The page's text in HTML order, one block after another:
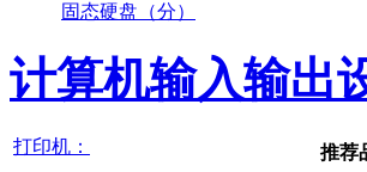
固态硬盘（分）
计算机输入输出
打印机： 推荐